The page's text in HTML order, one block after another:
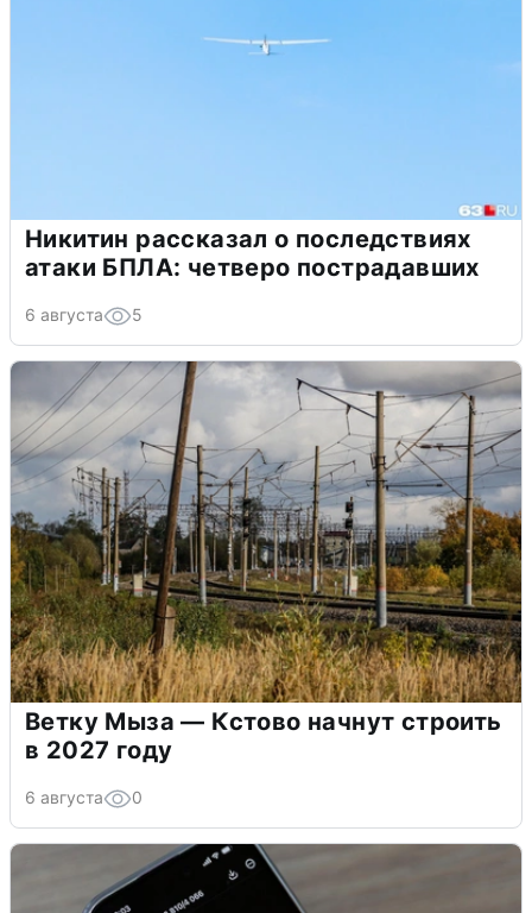
Никитин рассказал о последствиях
атаки БПЛА: четверо пострадавших
6 августа 5
Ветку Мыза — Кстово начнут строить
в 2027 году
6 августа 0